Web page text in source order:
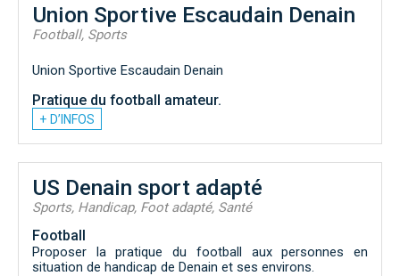
Union Sportive Escaudain Denain
Football, Sports
Union Sportive Escaudain Denain
Pratique du football amateur.
+ D’INFOS
US Denain sport adapté
Sports, Handicap, Foot adapté, Santé
Football
Proposer la pratique du football aux personnes en
situation de handicap de Denain et ses environs.